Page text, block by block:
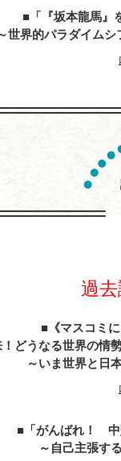
「『坂本龍馬』
世界的パラダイム
『平
こそ、躍動感とエネ
の軍師・山本勘助
天璋院・
戦国武将「
がんばれ経営者～山
過
《マスコミ
！どうなる世界の情
～いま世界と日
「がんばれ！ 中
～自己主張す